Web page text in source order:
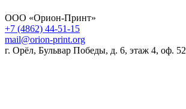
ООО «Орион-Принт»
+7 (4862) 44-51-15
mail@orion-print.org
г. Орёл, Бульвар Победы, д. 6, этаж 4, оф. 52